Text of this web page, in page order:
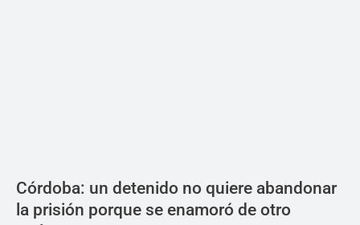
Córdoba: un detenido no quiere abandonar
la prisión porque se enamoró de otro